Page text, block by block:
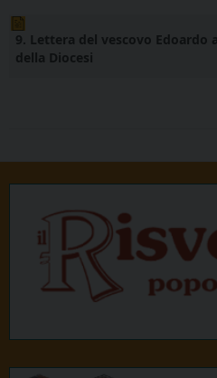
9. Lettera del vescovo Edoardo
della Diocesi